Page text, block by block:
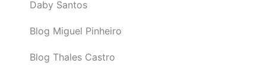
Daby Santos
Blog Miguel Pinheiro
Blog Thales Castro